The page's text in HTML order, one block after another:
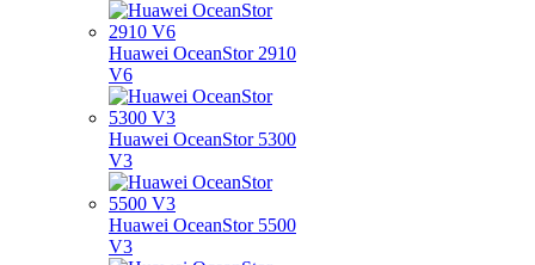
Huawei OceanStor 2910
V6
Huawei OceanStor 5300
V3
Huawei OceanStor 5500
V3